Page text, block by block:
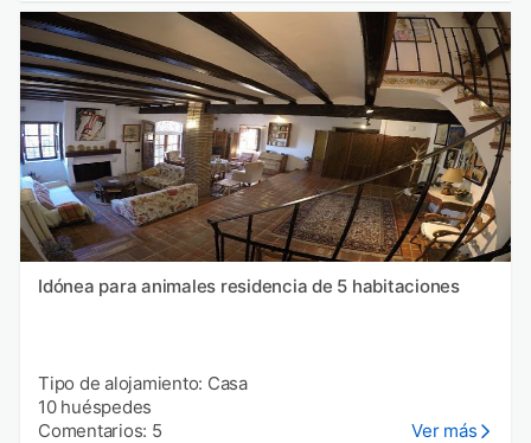
Idónea para animales residencia de 5 habitaciones
Tipo de alojamiento: Casa
10 huéspedes
Comentarios: 5
Ver más